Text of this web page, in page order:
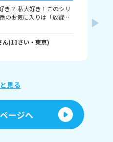
き？ 私大好き！このシリ
のお気に入りは「放課後
んなは何が好きですか？
なくても大歓迎です！
一言でも答えてくれたら
ん(11さい・ 東京)
見る
ージへ